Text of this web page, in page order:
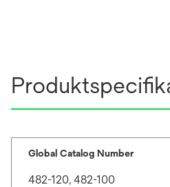
Global Catalog Number
482-120, 482-100